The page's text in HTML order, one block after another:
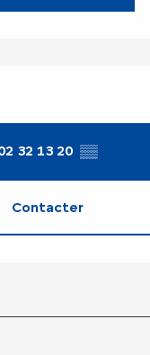
32 13 20 ▒▒
Contacter